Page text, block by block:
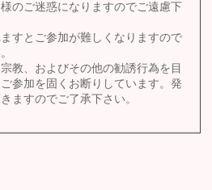
のご迷惑になりますのでご遠慮下
ますとご参加が難しくなりますので
教、およびその他の勧誘行為を目
参加を固くお断りしています。発
ますのでご了承下さい。